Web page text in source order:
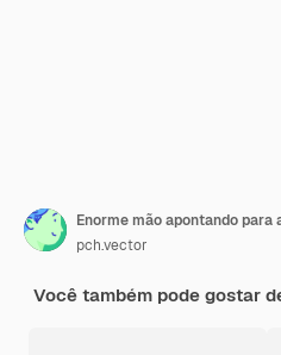
pch.vector
Você também pode gostar